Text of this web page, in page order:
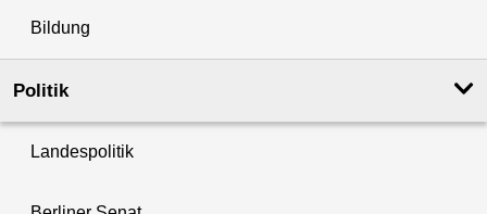
Bildung
Politik
Landespolitik